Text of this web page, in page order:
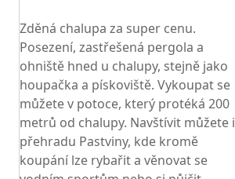
Zděná chalupa za super cenu.
Posezení, zastřešená pergola a
ohniště hned u chalupy, stejně jako
houpačka a pískoviště. Vykoupat se
můžete v potoce, který protéká 200
metrů od chalupy. Navštívit můžete i
přehradu Pastviny, kde kromě
koupání lze rybařit a věnovat se